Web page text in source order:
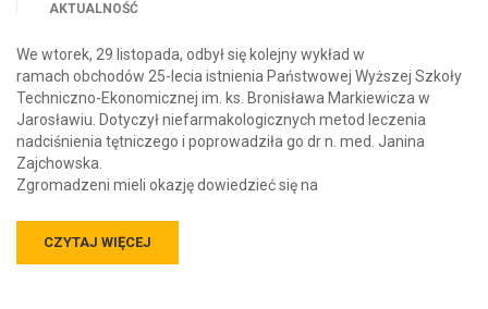
AKTUALNOŚĆ
We wtorek, 29 listopada, odbył się kolejny wykład w
ramach obchodów 25-lecia istnienia Państwowej Wyższej Szkoły
Techniczno-Ekonomicznej im. ks. Bronisława Markiewicza w
Jarosławiu. Dotyczył niefarmakologicznych metod leczenia
nadciśnienia tętniczego i poprowadziła go dr n. med. Janina
Zajchowska.
Zgromadzeni mieli okazję dowiedzieć się na
CZYTAJ WIĘCEJ